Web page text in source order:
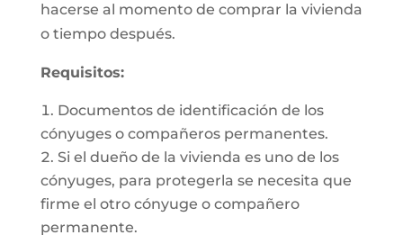
hacerse al momento de comprar la vivienda
o tiempo después.
Requisitos:
Documentos de identificación de los
cónyuges o compañeros permanentes.
Si el dueño de la vivienda es uno de los
cónyuges, para protegerla se necesita que
firme el otro cónyuge o compañero
permanente.